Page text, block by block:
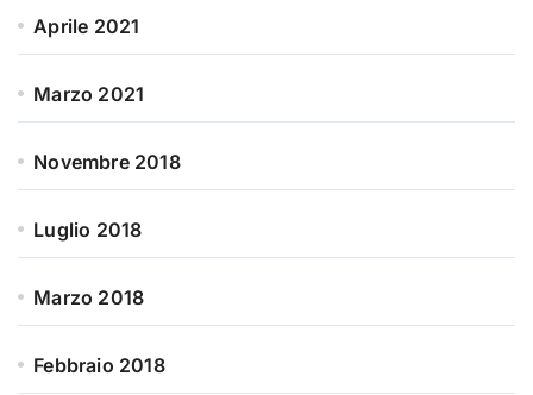
Aprile 2021
Marzo 2021
Novembre 2018
Luglio 2018
Marzo 2018
Febbraio 2018